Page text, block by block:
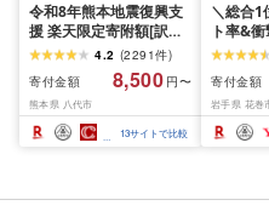
令和8年熊本地震復興支
援 楽天限定寄附額[訳あ
り]牛タン 500g〜2kg 肉
牛肉 訳あり 牛タン 冷凍
小分け 厚切り 薄切り 食
べ比べ 500g 1kg 1.5kg
2kg 牛 人気 ビーフ 牛た
ん ふるさと納税 ランキ
4.2 (2291件)
寄付金額
8,500 円〜
熊本県 八代市
13サイトで比較
＼総合1
ト率&
厚切り
ピード
内発送≫
500g /
届く 牛
と 人気
寄付金額
岩手県 花巻